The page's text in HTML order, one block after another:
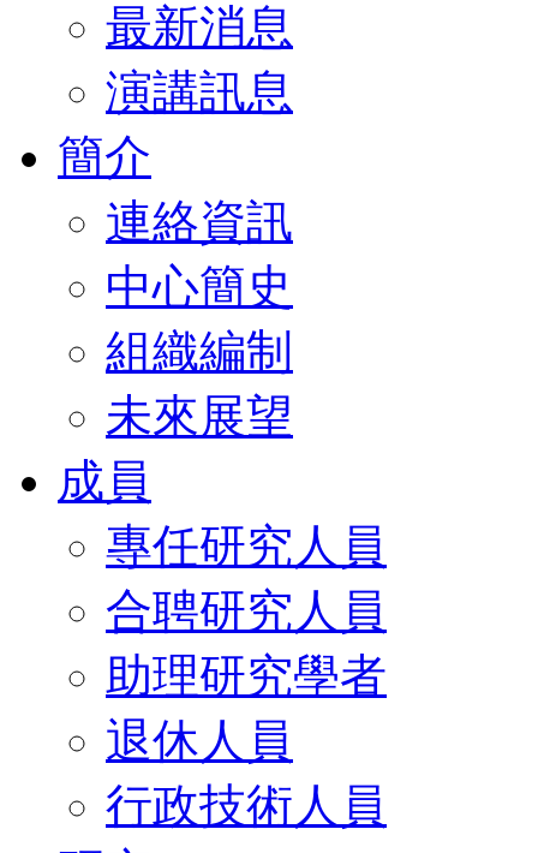
最新消息
演講訊息
簡介
連絡資訊
中心簡史
組織編制
未來展望
成員
專任研究人員
合聘研究人員
助理研究學者
退休人員
行政技術人員